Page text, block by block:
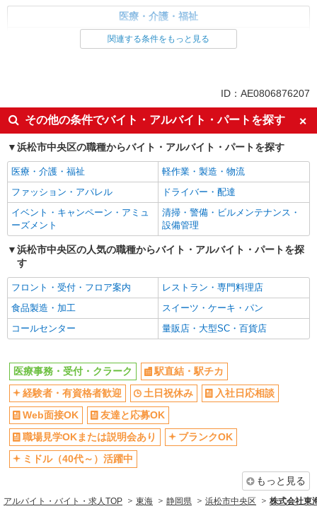
医療・介護・福祉
医療事務・受付・クラーク
交通費支給
社会保険あり
未経験歓迎
関連する条件をもっと見る
ID：AE0806876207
その他の条件でバイト・アルバイト・パートを探す
浜松市中央区の職種からバイト・アルバイト・パートを探す
医療・介護・福祉
軽作業・製造・物流
ファッション・アパレル
ドライバー・配達
イベント・キャンペーン・アミュ
ーズメント
清掃・警備・ビルメンテナンス・
設備管理
浜松市中央区の人気の職種からバイト・アルバイト・パートを探
す
フロント・受付・フロア案内
レストラン・専門料理店
食品製造・加工
スイーツ・ケーキ・パン
コールセンター
量販店・大型SC・百貨店
医療事務・受付・クラーク
駅直結・駅チカ
経験者・有資格者歓迎
土日祝休み
入社日応相談
Web面接OK
友達と応募OK
職場見学OKまたは説明会あり
ブランクOK
ミドル（40代～）活躍中
もっと見る
アルバイト・バイト・求人TOP 東海 静岡県 浜松市中央区 株式会社東